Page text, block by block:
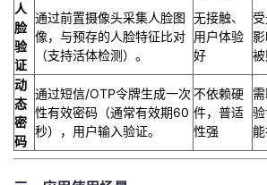
​人
脸
验
证​
通过前置摄像头采集人脸图
像，与预存的人脸特征比对
（支持活体检测）。
无接触、
用户体验
好
​动
态
密
码​
通过短信/OTP令牌生成一次
性有效密码（通常有效期60
秒），用户输入验证。
不依赖硬
件，普适
性强